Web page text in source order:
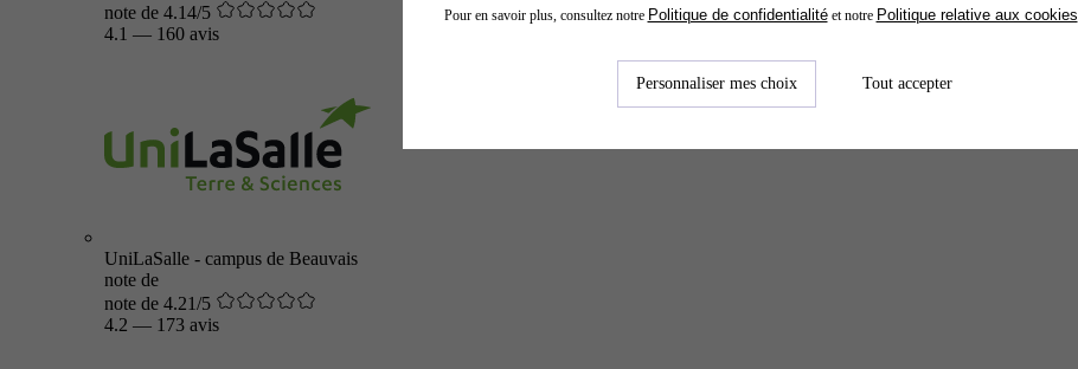
note de 4.14/5
4.1 — 160 avis
UniLaSalle - campus de Beauvais
note de
note de 4.21/5
4.2 — 173 avis
Pour en savoir plus, consultez notre Politique de confidentialitéet notre Politique relative aux cookies
Personnaliser mes choix Tout accepter